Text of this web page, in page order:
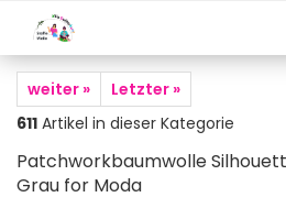
weiter »
Letzter »
611 Artikel in dieser Kategorie
Patchworkbaumwolle
Grau for Moda